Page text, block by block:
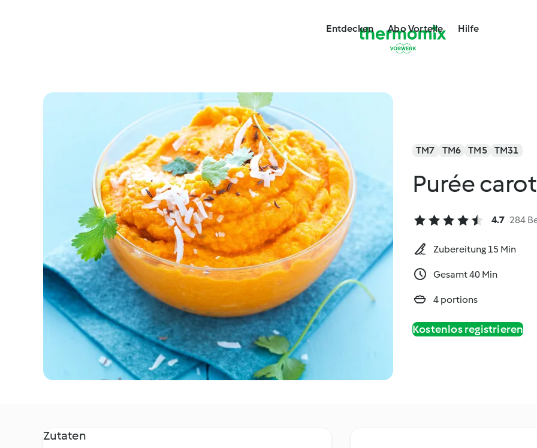
Entdecken Abo Vorteile Hilfe
TM7 TM6 TM5 TM31
Purée
4.7 284
Zubereitung 15 Min
Gesamt 40 Min
4 portions
Kostenlos registrieren
Zutaten